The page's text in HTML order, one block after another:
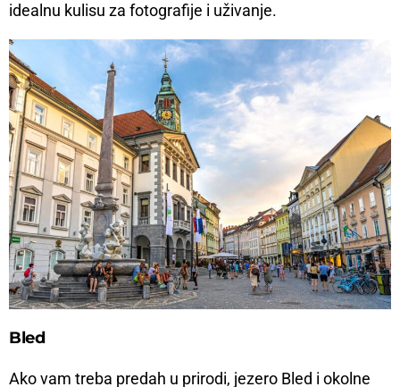
idealnu kulisu za fotografije i uživanje.
Bled
Ako vam treba predah u prirodi, jezero Bled i okolne